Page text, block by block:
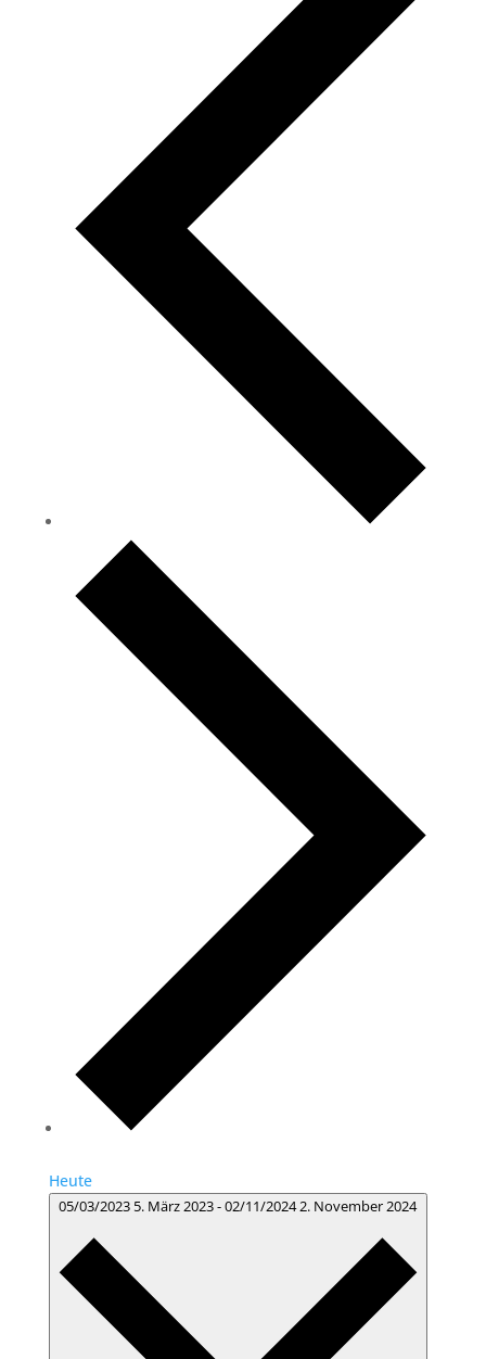
Heute
05/03/2023 5. März 2023-02/11/20242. November 2024